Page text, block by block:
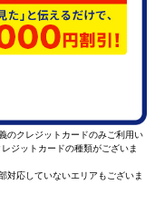
のクレジットカードのみご利用い
ジットカードの種類がございま
対応していないエリアもございま